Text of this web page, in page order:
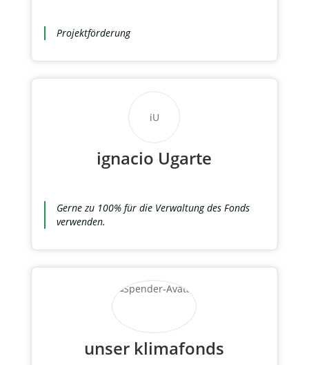
Projektförderung
iU
ignacio Ugarte
Gerne zu 100% für die Verwaltung des Fonds
verwenden.
unser klimafonds